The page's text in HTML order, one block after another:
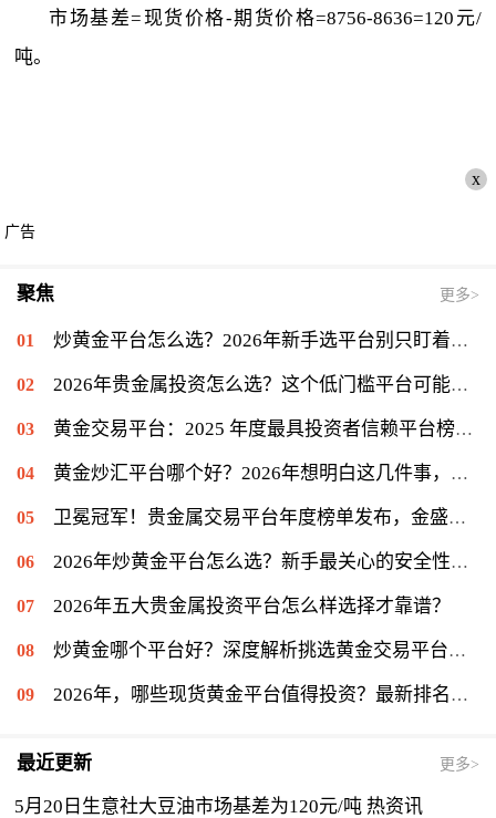
市场基差=现货价格-期货价格=8756-8636=120元/
吨。
x
广告
聚焦 更多>
炒黄金平台怎么选？2026年新手选平台别只盯着低点差
2026年贵金属投资怎么选？这个低门槛平台可能值得你一试
黄金交易平台：2025 年度最具投资者信赖平台榜单揭晓，金盛贵金属位列信赖榜第一
黄金炒汇平台哪个好？2026年想明白这几件事，再看金盛贵金属
卫冕冠军！贵金属交易平台年度榜单发布，金盛贵金属再度登顶冠军宝座
2026年炒黄金平台怎么选？新手最关心的安全性问题揭秘
2026年五大贵金属投资平台怎么样选择才靠谱？
炒黄金哪个平台好？深度解析挑选黄金交易平台的关键
2026年，哪些现货黄金平台值得投资？最新排名揭晓
最近更新 更多>
5月20日生意社大豆油市场基差为120元/吨 热资讯